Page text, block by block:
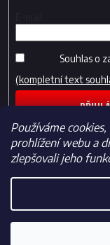
Používáme
prohlížení webu a
zlepšovali jeho
Souhlas o
(kompletní text